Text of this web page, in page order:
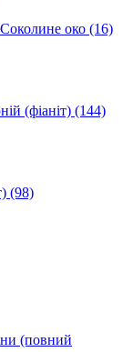
око (16)
(фіаніт) (144)
(98)
(повний